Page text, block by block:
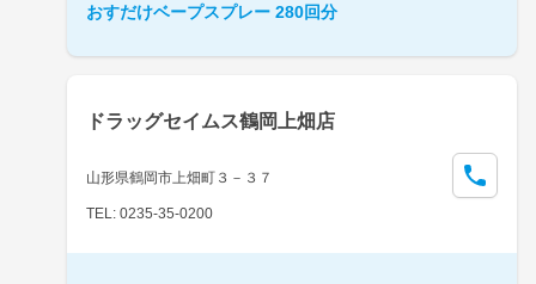
おすだけベープスプレー 280回分
ドラッグセイムス鶴岡上畑店
山形県鶴岡市上畑町３－３７
TEL: 0235-35-0200